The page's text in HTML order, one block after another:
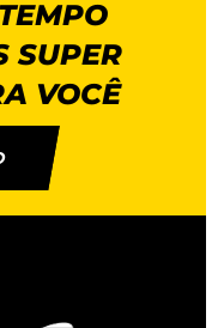
SUPER
VOCÊ